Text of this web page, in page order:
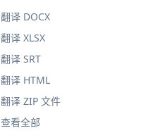
翻译 DOCX
翻译 XLSX
翻译 SRT
翻译 HTML
翻译 ZIP 文件
查看全部